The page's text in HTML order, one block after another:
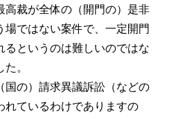
高裁が全体の（開門の）是非
場ではない案件で、一定開門
るというのは難しいのではな
。
国の）請求異議訴訟（などの
れているわけでありますの